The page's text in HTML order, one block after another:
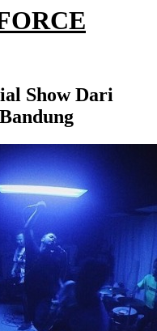
Show Dari